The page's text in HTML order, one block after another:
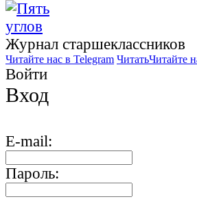
Журнал старшекласcников
Читайте нас в Telegram ЧитатьЧитайте
Войти
Вход
E-mail:
Пароль: